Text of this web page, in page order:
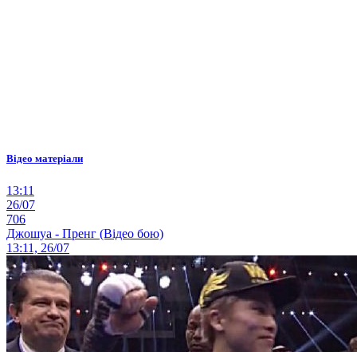
Відео матеріали
13:11
26/07
706
Джошуа - Пренг (Відео бою)
13:11, 26/07